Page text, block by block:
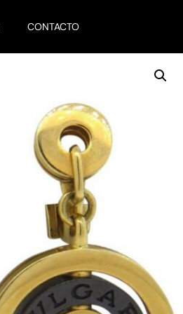
CONTACTO